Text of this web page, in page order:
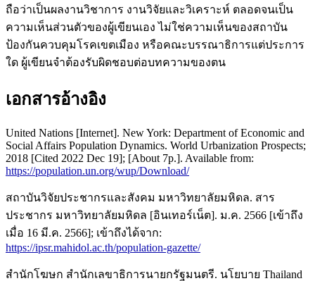
ถือว่าเป็นผลงานวิชาการ งานวิจัยและวิเคราะห์ ตลอดจนเป็น
ความเห็นส่วนตัวของผู้เขียนเอง ไม่ใช่ความเห็นของสถาบัน
ป้องกันควบคุมโรคเขตเมือง หรือคณะบรรณาธิการแต่ประการ
ใด ผู้เขียนจำต้องรับผิดชอบต่อบทความของตน
เอกสารอ้างอิง
United Nations [Internet]. New York: Department of Economic and
Social Affairs Population Dynamics. World Urbanization Prospects;
2018 [Cited 2022 Dec 19]; [About 7p.]. Available from:
https://population.un.org/wup/Download/
สถาบันวิจัยประชากรและสังคม มหาวิทยาลัยมหิดล. สาร
ประชากร มหาวิทยาลัยมหิดล [อินเทอร์เน็ต]. ม.ค. 2566 [เข้าถึง
เมื่อ 16 มี.ค. 2566]; เข้าถึงได้จาก:
https://ipsr.mahidol.ac.th/population-gazette/
สำนักโฆษก สำนักเลขาธิการนายกรัฐมนตรี. นโยบาย Thailand